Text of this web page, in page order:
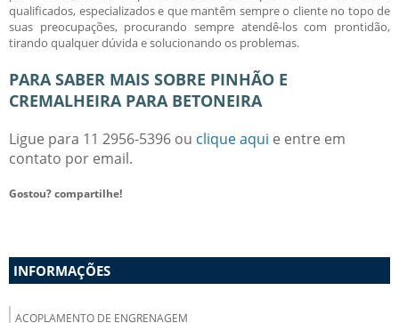
qualificados, especializados e que mantêm sempre o cliente no topo de
suas preocupações, procurando sempre atendê-los com prontidão,
tirando qualquer dúvida e solucionando os problemas.
PARA SABER MAIS SOBRE PINHÃO E
CREMALHEIRA PARA BETONEIRA
Ligue para 11 2956-5396 ou clique aqui e entre em
contato por email.
Gostou? compartilhe!
INFORMAÇÕES
ACOPLAMENTO DE ENGRENAGEM